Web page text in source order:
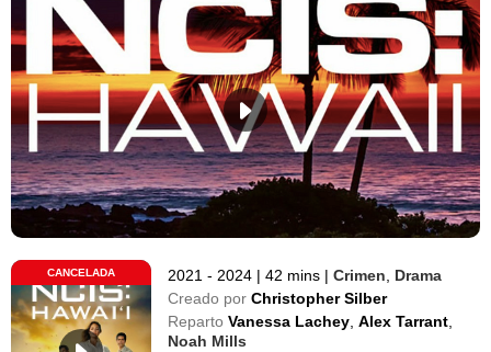
CANCELADA 2021 - 2024 | 42 mins | Crimen
Drama
Creado por Christopher Silber
Reparto Vanessa Lachey ,Alex Tarrant
Noah Mills